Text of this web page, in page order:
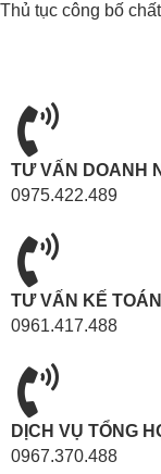
Thủ tục công bố
TƯ VẤN DOANH
0975.422.489
TƯ VẤN KẾ TOÁN
0961.417.488
DỊCH VỤ TỔNG
0967.370.488